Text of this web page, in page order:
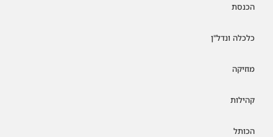
הכנסת
כלכלה ונדל"ן
מוזיקה
קהילות
הכותל